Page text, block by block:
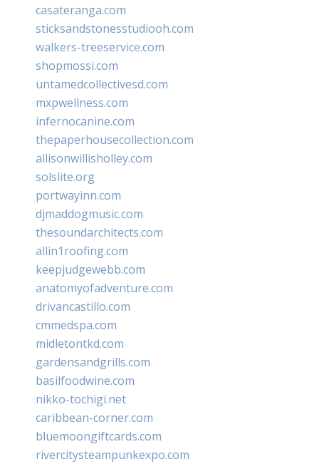
casateranga.com
sticksandstonesstudiooh.com
walkers-treeservice.com
shopmossi.com
untamedcollectivesd.com
mxpwellness.com
infernocanine.com
thepaperhousecollection.com
allisonwillisholley.com
solslite.org
portwayinn.com
djmaddogmusic.com
thesoundarchitects.com
allin1roofing.com
keepjudgewebb.com
anatomyofadventure.com
drivancastillo.com
cmmedspa.com
midletontkd.com
gardensandgrills.com
basilfoodwine.com
nikko-tochigi.net
caribbean-corner.com
bluemoongiftcards.com
rivercitysteampunkexpo.com